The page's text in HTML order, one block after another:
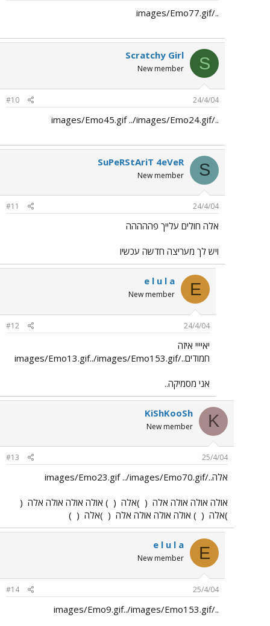
../images/Emo77.gif
S
Scratchy Girl
New member
24/4/04
#10
../images/Emo45.gif ../images/Emo24.gif
S
SuPeRStAriT 4eVeR
New member
24/4/04
#11
אלה חולים עלייך פההההה
ויש לך מעריצה חדשה עכשיו
E
e l u l a
New member
24/4/04
#12
יאיייי איזה
חמודים../images/Emo13.gif../images/Emo153.gif
אני מסמיקה..
K
KiShKooSh
New member
25/4/04
#13
אלה../images/Emo23.gif ../images/Emo70.gif
אולה אולה אולה אלה ( )אלה ( ) אולה אולה אולה אלה (
)אלה ( ) אולה אולה אולה אלה ( )אלה (
)
E
e l u l a
New member
25/4/04
#14
../images/Emo9.gif../images/Emo153.gif